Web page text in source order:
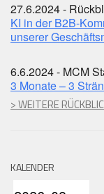
27.6.2024 -
KI in der B2B-
unserer
6.6.2024 - MCM
3 Monate – 3
> WEITERE
KALENDER